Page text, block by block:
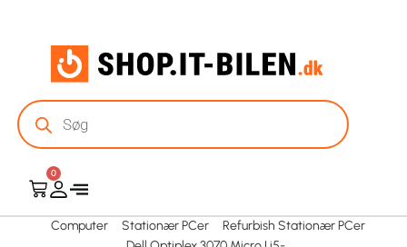
0
Computer Stationær PCer
Refurbish Stationær PCer